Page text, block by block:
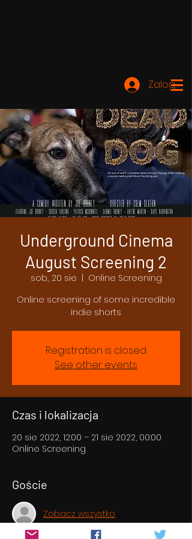
Zaloguj się
Underground Cinema
August Screening 2
sob., 20 sie
Online Screening
Online screening of some incredible
indie shorts
Registration is closed
See other events
Czas i lokalizacja
20 sie 2022, 12:00 – 21 sie 2022, 00:00
Online Screening
Goście
Zobacz wszystko